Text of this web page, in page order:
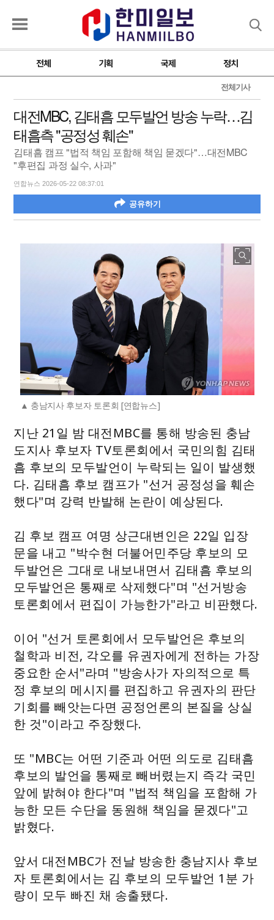
전체 기획 국제 정치
전체기사
대전MBC, 김태흠 모두발언 방송 누락…김
태흠측 "공정성 훼손"
김태흠 캠프 "법적 책임 포함해 책임 묻겠다"…대전MBC
"후편집 과정 실수, 사과"
연합뉴스 2026-05-22 08:37:01
공유하기
충남지사 후보자 토론회 [연합뉴스]
지난 21일 밤 대전MBC를 통해 방송된 충남
도지사 후보자 TV토론회에서 국민의힘 김태
흠 후보의 모두발언이 누락되는 일이 발생했
다. 김태흠 후보 캠프가 "선거 공정성을 훼손
했다"며 강력 반발해 논란이 예상된다.
김 후보 캠프 여명 상근대변인은 22일 입장
문을 내고 "박수현 더불어민주당 후보의 모
두발언은 그대로 내보내면서 김태흠 후보의
모두발언은 통째로 삭제했다"며 "선거방송
토론회에서 편집이 가능한가"라고 비판했다.
이어 "선거 토론회에서 모두발언은 후보의
철학과 비전, 각오를 유권자에게 전하는 가장
중요한 순서"라며 "방송사가 자의적으로 특
정 후보의 메시지를 편집하고 유권자의 판단
기회를 빼앗는다면 공정언론의 본질을 상실
한 것"이라고 주장했다.
또 "MBC는 어떤 기준과 어떤 의도로 김태흠
후보의 발언을 통째로 빼버렸는지 즉각 국민
앞에 밝혀야 한다"며 "법적 책임을 포함해 가
능한 모든 수단을 동원해 책임을 묻겠다"고
밝혔다.
앞서 대전MBC가 전날 방송한 충남지사 후보
자 토론회에서는 김 후보의 모두발언 1분 가
량이 모두 빠진 채 송출됐다.